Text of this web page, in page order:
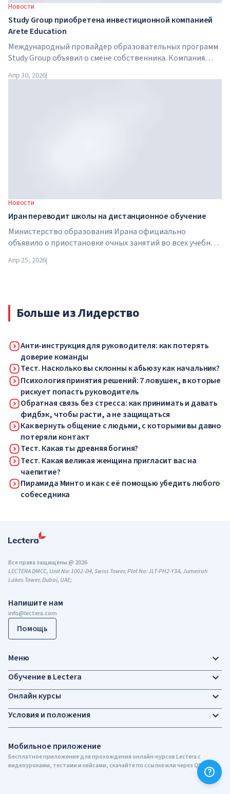
Новости
Study Group приобретена инвестиционной компанией
Arete Education
Международный провайдер образовательных программ
Study Group объявил о смене собственника. Компания
структурой в сфере высшего образования, созданной
Апр 30, 2026|
Новости
Иран переводит школы на дистанционное обучение
Министерство образования Ирана официально
объявило о приостановке очных занятий во всех учебных
университеты переходят на дистанционный формат на
Апр 25, 2026|
Больше из Лидерство
Анти-инструкция для руководителя: как потерять
доверие команды
Тест. Насколько вы склонны к абьюзу как начальник?
Психология принятия решений: 7 ловушек, в которые
рискует попасть руководитель
Обратная связь без стресса: как принимать и давать
фидбэк, чтобы расти, а не защищаться
Как вернуть общение с людьми, с которыми вы давно
потеряли контакт
Тест. Какая ты древняя богиня?
Тест. Какая великая женщина пригласит вас на
чаепитие?
Пирамида Минто и как с её помощью убедить любого
собеседника
Напишите нам
info@lectera.com
Помощь
Мобильное приложение
Бесплатное приложение для прохождения онлайн-курсов Lectera c
видеоуроками, тестами и кейсами, скачайте по ссылке или через QR-код
Все права защищены @ 2026
LECTERA DMCC, Unit No: 1002-D4, Swiss Tower, Plot No: JLT-PH2-Y3A, Jumeirah
Lakes Tower, Dubai, UAE;
Меню
Обучение в Lectera
Онлайн курсы
Условия и положения